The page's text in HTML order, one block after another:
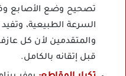
تصحيح وضع الأصابع
السرعة الطبيعية،
والمتقدمين لأن كل
قبل إتقانه بالكامل.